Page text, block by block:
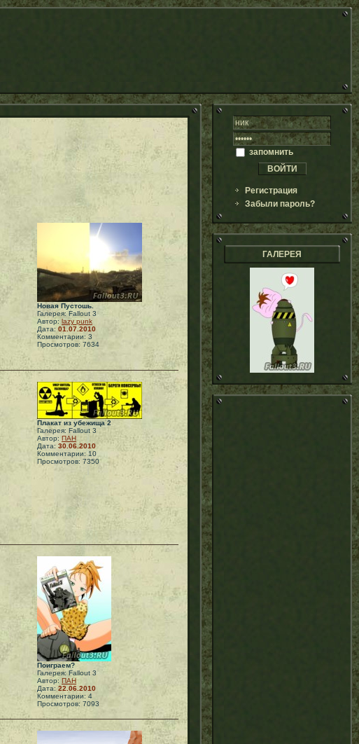
Новая Пустошь.
Галерея: Fallout 3
Автор: lazy punk
Дата: 01.07.2010
Комментарии: 3
Просмотров: 7634
Плакат из убежища 2
Галерея: Fallout 3
Автор: ПАН
Дата: 30.06.2010
Комментарии: 10
Просмотров: 7350
Поиграем?
Галерея: Fallout 3
Автор: ПАН
Дата: 22.06.2010
Комментарии: 4
Просмотров: 7093
запомнить
Регистрация
Забыли пароль?
ГАЛЕРЕЯ